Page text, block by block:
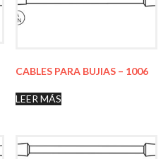
CABLES PARA BUJIAS – 1006
LEER MÁS